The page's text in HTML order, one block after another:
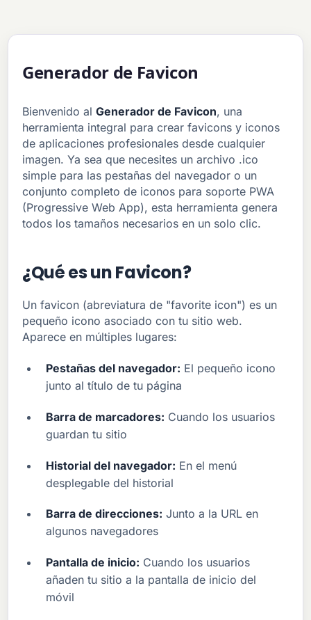
Generador de Favicon
Bienvenido alGenerador de Favicon, una
herramienta integral para crear favicons y iconos
de aplicaciones profesionales desde cualquier
imagen. Ya sea que necesites un archivo .ico
simple para las pestañas del navegador o un
conjunto completo de iconos para soporte PWA
(Progressive Web App), esta herramienta genera
todos los tamaños necesarios en un solo clic.
¿Qué es un Favicon?
Un favicon (abreviatura de "favorite icon") es un
pequeño icono asociado con tu sitio web.
Aparece en múltiples lugares:
Pestañas del navegador: El pequeño icono
junto al título de tu página
Barra de marcadores: Cuando los usuarios
guardan tu sitio
Historial del navegador: En el menú
desplegable del historial
Barra de direcciones: Junto a la URL en
algunos navegadores
Pantalla de inicio: Cuando los usuarios
añaden tu sitio a la pantalla de inicio del
móvil